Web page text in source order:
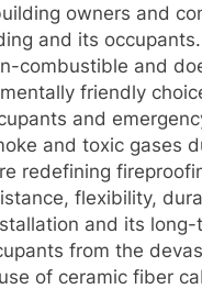
owners and
and its occupants.
combustible and
friendly
and
and toxic gases
redefining
flexibility,
and its
from the
of ceramic fiber